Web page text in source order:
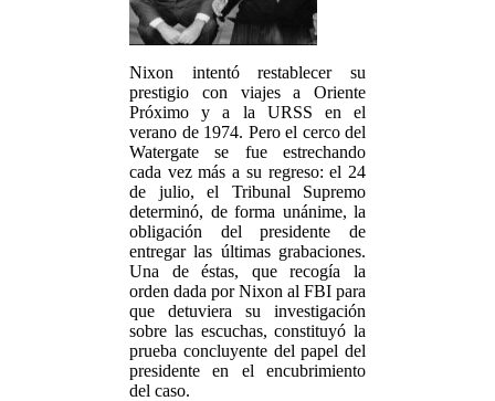
Nixon intentó restablecer su
prestigio con viajes a Oriente
Próximo y a la URSS en el
verano de 1974. Pero el cerco del
Watergate se fue estrechando
cada vez más a su regreso: el 24
de julio, el Tribunal Supremo
determinó, de forma unánime, la
obligación del presidente de
entregar las últimas grabaciones.
Una de éstas, que recogía la
orden dada por Nixon al FBI para
que detuviera su investigación
sobre las escuchas, constituyó la
prueba concluyente del papel del
presidente en el encubrimiento
del caso.